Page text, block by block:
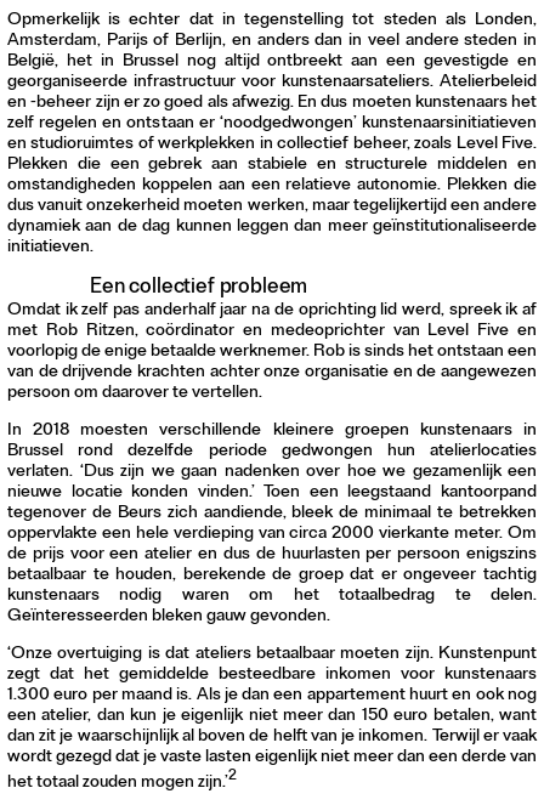
Opmerkelijk is echter dat in tegenstelling tot steden als Londen,
Amsterdam, Parijs of Berlijn, en anders dan in veel andere steden in
België, het in Brussel nog altijd ontbreekt aan een gevestigde en
georganiseerde infrastructuur voor kunstenaarsateliers. Atelierbeleid
en -beheer zijn er zo goed als afwezig. En dus moeten kunstenaars het
zelf regelen en ontstaan er ‘noodgedwongen’ kunstenaarsinitiatieven
en studioruimtes of werkplekken in collectief beheer, zoals Level Five.
Plekken die een gebrek aan stabiele en structurele middelen en
omstandigheden koppelen aan een relatieve autonomie. Plekken die
dus vanuit onzekerheid moeten werken, maar tegelijkertijd een andere
dynamiek aan de dag kunnen leggen dan meer geïnstitutionaliseerde
initiatieven.
Een collectief probleem
Omdat ik zelf pas anderhalf jaar na de oprichting lid werd, spreek ik af
met Rob Ritzen, coördinator en medeoprichter van Level Five en
voorlopig de enige betaalde werknemer. Rob is sinds het ontstaan een
van de drijvende krachten achter onze organisatie en de aangewezen
persoon om daarover te vertellen.
In 2018 moesten verschillende kleinere groepen kunstenaars in
Brussel rond dezelfde periode gedwongen hun atelierlocaties
verlaten. ‘Dus zijn we gaan nadenken over hoe we gezamenlijk een
nieuwe locatie konden vinden.’ Toen een leegstaand kantoorpand
tegenover de Beurs zich aandiende, bleek de minimaal te betrekken
oppervlakte een hele verdieping van circa 2000 vierkante meter. Om
de prijs voor een atelier en dus de huurlasten per persoon enigszins
betaalbaar te houden, berekende de groep dat er ongeveer tachtig
kunstenaars nodig waren om het totaalbedrag te delen.
Geïnteresseerden bleken gauw gevonden.
‘Onze overtuiging is dat ateliers betaalbaar moeten zijn. Kunstenpunt
zegt dat het gemiddelde besteedbare inkomen voor kunstenaars
1.300 euro per maand is. Als je dan een appartement huurt en ook nog
een atelier, dan kun je eigenlijk niet meer dan 150 euro betalen, want
dan zit je waarschijnlijk al boven de helft van je inkomen. Terwijl er vaak
wordt gezegd dat je vaste lasten eigenlijk niet meer dan een derde van
het totaal zouden mogen zijn.’2